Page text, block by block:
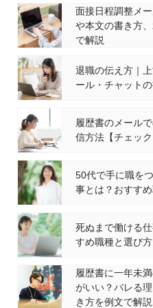
面接日程調整メ
や本文の書き方
で解説
退職の伝え方｜
ール・チャット
履歴書のメール
信方法【チェック
50代で手に職を
事とは？おすす
死ぬまで働ける
すめ職種と選び
履歴書に一年未
がいい？バレる
き方を例文で解説